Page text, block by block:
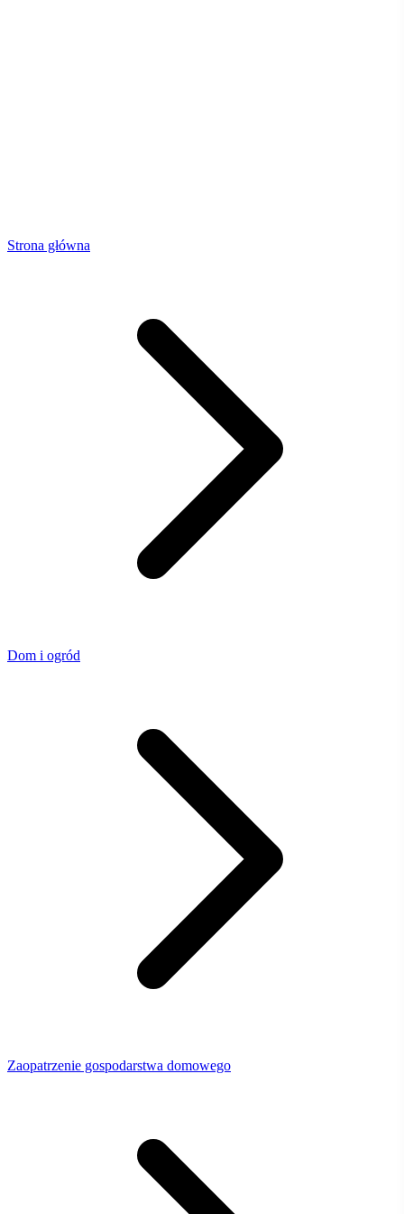
Strona główna
Dom i ogród
Zaopatrzenie gospodarstwa domowego